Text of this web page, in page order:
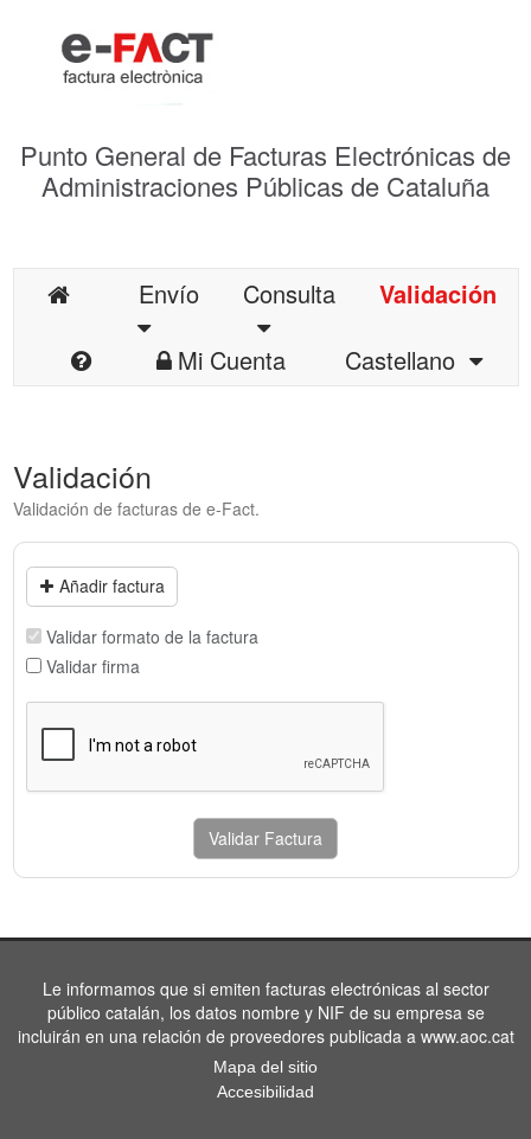
Punto General de Facturas Electrónicas de
Administraciones Públicas de Cataluña
Envío Consulta
Validación
Mi Cuenta
Castellano
Validación
Validación de facturas de e-Fact.
Añadir factura
Validar formato de la factura
Validar firma
Validar Factura
Le informamos que si emiten facturas electrónicas al sector
público catalán, los datos nombre y NIF de su empresa se
incluirán en una relación de proveedores publicada a www.aoc.cat
Mapa del sitio
Accesibilidad